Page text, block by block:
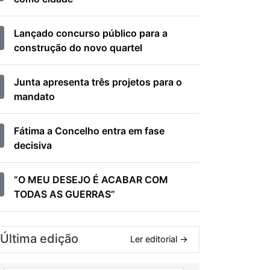
Lançado concurso público para a
construção do novo quartel
Junta apresenta três projetos para o
mandato
Fátima a Concelho entra em fase
decisiva
“O MEU DESEJO É ACABAR COM
TODAS AS GUERRAS”
Última edição Ler editorial →